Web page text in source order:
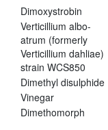
Dimoxystrobin
Verticillium albo-
atrum (formerly
Verticillium dahliae)
strain WCS850
Dimethyl disulphide
Vinegar
Dimethomorph